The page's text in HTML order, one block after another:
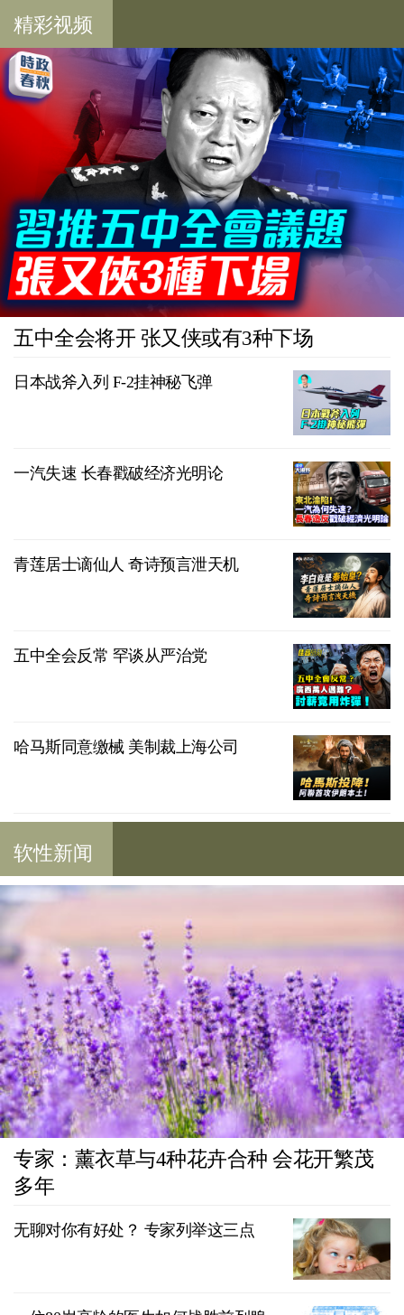
精彩视频
五中全会将开 张又侠或有3种下场
日本战斧入列 F-2挂神秘飞弹
一汽失速 长春戳破经济光明论
青莲居士谪仙人 奇诗预言泄天机
五中全会反常 罕谈从严治党
哈马斯同意缴械 美制裁上海公司
软性新闻
专家：薰衣草与4种花卉合种 会花开繁茂
多年
无聊对你有好处？ 专家列举这三点